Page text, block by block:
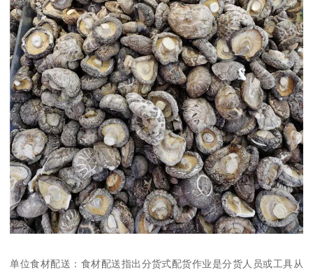
单位食材配送：食材配送指出分货式配货作业是分货人员或工具从